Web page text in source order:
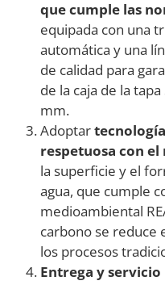
que cumple las
equipada con una
automática y una
de calidad para
de la caja de la
mm.
Adoptar
respetuosa con
la superficie y el
agua, que cumple
medioambiental
carbono se reduce
los procesos
Entrega y servicio